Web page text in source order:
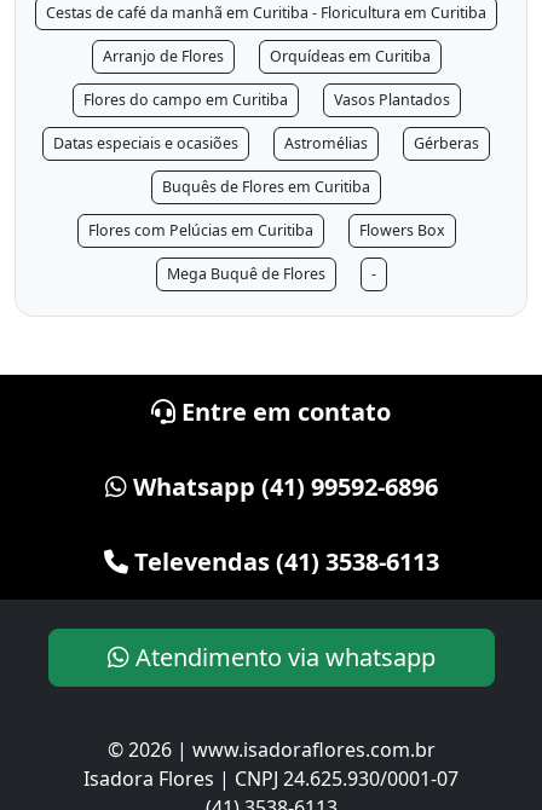
Cestas de café da manhã em Curitiba - Floricultura em Curitiba
Arranjo de Flores Orquídeas em Curitiba
Flores do campo em Curitiba Vasos Plantados
Datas especiais e ocasiões Astromélias Gérberas
Buquês de Flores em Curitiba
Flores com Pelúcias em Curitiba Flowers Box
Mega Buquê de Flores -
Entre em contato
Whatsapp (41) 99592-6896
Televendas (41) 3538-6113
Atendimento via whatsapp
© 2026 | www.isadoraflores.com.br
Isadora Flores | CNPJ 24.625.930/0001-07